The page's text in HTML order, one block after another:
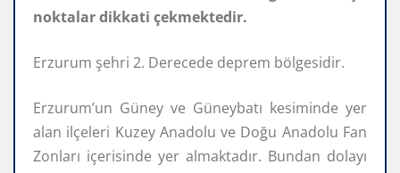
noktalar dikkati çekmektedir.
Erzurum şehri 2. Derecede deprem bölgesidir.
Erzurum’un Güney ve Güneybatı kesiminde yer
alan ilçeleri Kuzey Anadolu ve Doğu Anadolu Fan
Zonları içerisinde yer almaktadır. Bundan dolayı